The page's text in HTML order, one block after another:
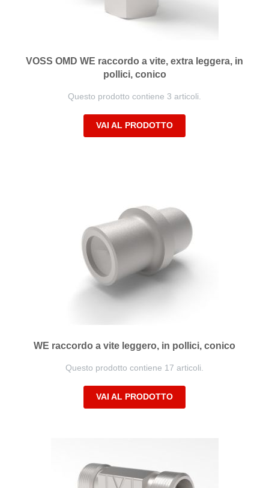
VOSS OMD WE raccordo a vite, extra leggera, in
pollici, conico
Questo prodotto contiene 3 articoli.
VAI AL PRODOTTO
WE raccordo a vite leggero, in pollici, conico
Questo prodotto contiene 17 articoli.
VAI AL PRODOTTO